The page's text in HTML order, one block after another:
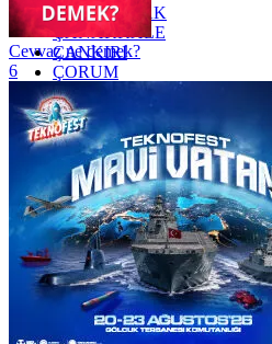
ZONGULDAK
ÇANAKKALE
ÇANKIRI
ÇORUM
İSTANBUL
İZMİR
ŞANLIURFA
ŞIRNAK
Cevvaz ne demek?
6